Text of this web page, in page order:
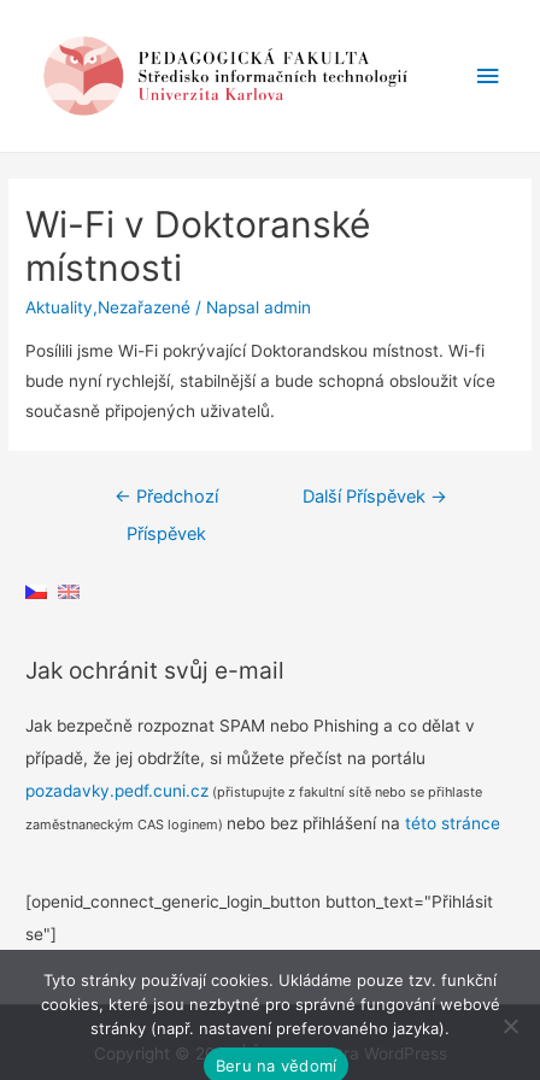
Wi-Fi v Doktoranské
místnosti
Aktuality,Nezařazené / Napsaladmin
Posílili jsme Wi-Fi pokrývající Doktorandskou místnost. Wi-fi
bude nyní rychlejší, stabilnější a bude schopná obsloužit více
současně připojených uživatelů.
Navigace
← Předchozí
Příspěvek
Další Příspěvek →
Jak ochránit svůj e-mail
Jak bezpečně rozpoznat SPAM nebo Phishing a co dělat v
případě, že jej obdržíte, si můžete přečíst na portálu
pozadavky.pedf.cuni.cz (přistupujte z fakultní sítě nebo se přihlaste
zaměstnaneckým CAS loginem) nebo bez přihlášení natéto stránce
[openid_connect_generic_login_button button_text="Přihlásit
se"]
Copyright © 2026|Šablona Astra WordPress
Tyto stránky používají cookies. Ukládáme pouze tzv. funkční
cookies, které jsou nezbytné pro správné fungování webové
stránky (např. nastavení preferovaného jazyka).
Beru na vědomí